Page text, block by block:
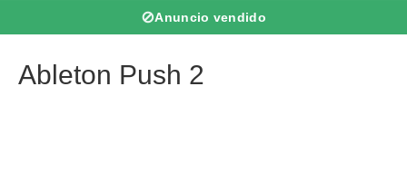
⊘Anuncio vendido
Ableton Push 2